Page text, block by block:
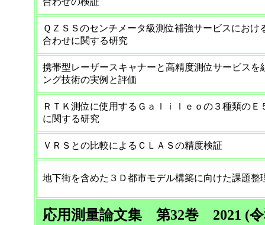
ＱＺＳＳのセンチメータ級測位補強サービスにおけ
合わせに関する研究
携帯型レーザースキャナーと高精度測位サービスを
ング技術の実例と評価
ＲＴＫ測位に使用するＧａｌｉｌｅｏの３種類の
に関する研究
ＶＲＳとの比較によるＣＬＡＳの精度検証
地下街を含めた３Ｄ都市モデル構築に向けた課題整
応用測量論文集 第32巻 2021 (令